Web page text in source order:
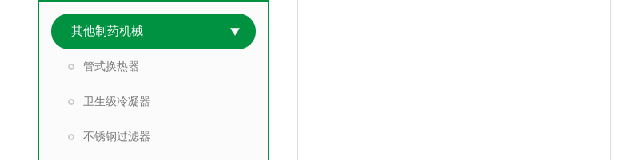
其他制药机械
管式换热器
卫生级冷凝器
不锈钢过滤器